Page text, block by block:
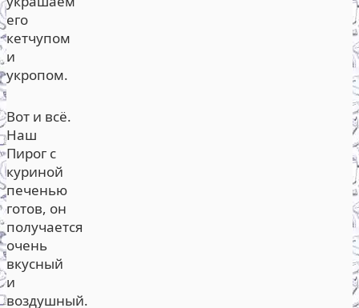
его
кетчупом
и
укропом.
Вот и всё.
Наш
Пирог с
куриной
печенью
готов, он
получается
очень
вкусный
и
воздушный.